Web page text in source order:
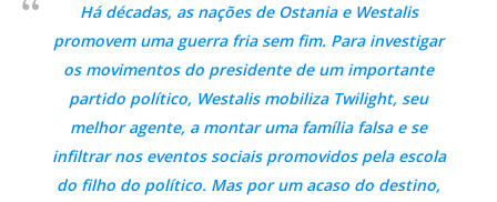
Há décadas, as nações de Ostania e Westalis
promovem uma guerra fria sem fim. Para investigar
os movimentos do presidente de um importante
partido político, Westalis mobiliza Twilight, seu
melhor agente, a montar uma família falsa e se
infiltrar nos eventos sociais promovidos pela escola
do filho do político. Mas por um acaso do destino,